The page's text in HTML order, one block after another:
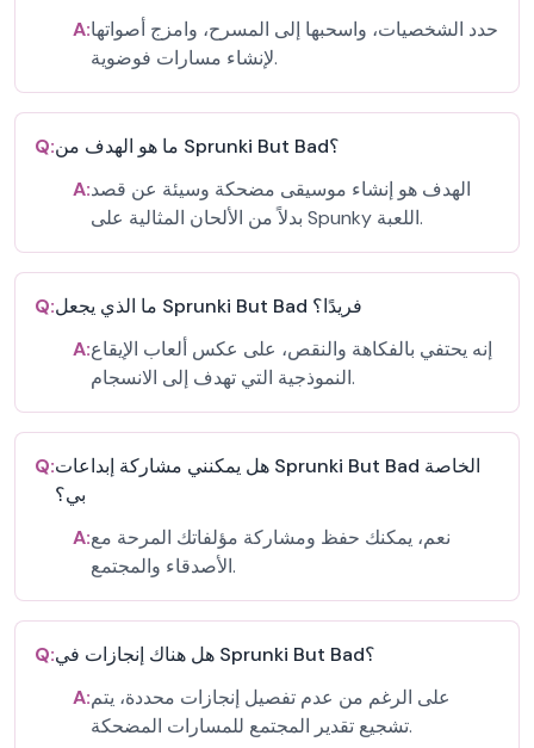
A:حدد الشخصيات، واسحبها إلى المسرح، وامزج أصواتها
لإنشاء مسارات فوضوية.
Q:
ما هو الهدف من Sprunki But Bad؟
A:الهدف هو إنشاء موسيقى مضحكة وسيئة عن قصد
بدلاً من الألحان المثالية على Spunky اللعبة.
Q:
ما الذي يجعل Sprunki But Bad فريدًا؟
A:إنه يحتفي بالفكاهة والنقص، على عكس ألعاب الإيقاع
النموذجية التي تهدف إلى الانسجام.
Q:هل يمكنني مشاركة إبداعات Sprunki But Bad الخاصة
بي؟
A:نعم، يمكنك حفظ ومشاركة مؤلفاتك المرحة مع
الأصدقاء والمجتمع.
Q:
هل هناك إنجازات في Sprunki But Bad؟
A:على الرغم من عدم تفصيل إنجازات محددة، يتم
تشجيع تقدير المجتمع للمسارات المضحكة.